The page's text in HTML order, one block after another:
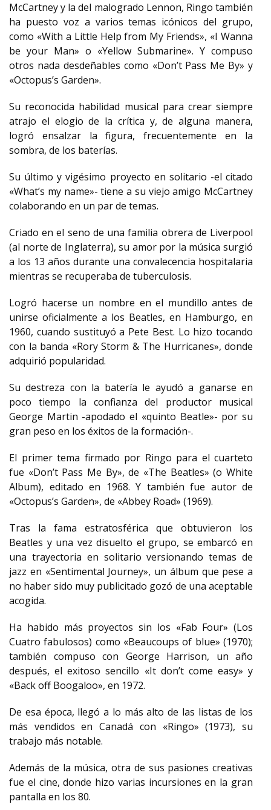
McCartney y la del malogrado Lennon, Ringo también
ha puesto voz a varios temas icónicos del grupo,
como «With a Little Help from My Friends», «I Wanna
be your Man» o «Yellow Submarine». Y compuso
otros nada desdeñables como «Don’t Pass Me By» y
«Octopus’s Garden».
Su reconocida habilidad musical para crear siempre
atrajo el elogio de la crítica y, de alguna manera,
logró ensalzar la figura, frecuentemente en la
sombra, de los baterías.
Su último y vigésimo proyecto en solitario -el citado
«What’s my name»- tiene a su viejo amigo McCartney
colaborando en un par de temas.
Criado en el seno de una familia obrera de Liverpool
(al norte de Inglaterra), su amor por la música surgió
a los 13 años durante una convalecencia hospitalaria
mientras se recuperaba de tuberculosis.
Logró hacerse un nombre en el mundillo antes de
unirse oficialmente a los Beatles, en Hamburgo, en
1960, cuando sustituyó a Pete Best. Lo hizo tocando
con la banda «Rory Storm & The Hurricanes», donde
adquirió popularidad.
Su destreza con la batería le ayudó a ganarse en
poco tiempo la confianza del productor musical
George Martin -apodado el «quinto Beatle»- por su
gran peso en los éxitos de la formación-.
El primer tema firmado por Ringo para el cuarteto
fue «Don’t Pass Me By», de «The Beatles» (o White
Album), editado en 1968. Y también fue autor de
«Octopus’s Garden», de «Abbey Road» (1969).
Tras la fama estratosférica que obtuvieron los
Beatles y una vez disuelto el grupo, se embarcó en
una trayectoria en solitario versionando temas de
jazz en «Sentimental Journey», un álbum que pese a
no haber sido muy publicitado gozó de una aceptable
acogida.
Ha habido más proyectos sin los «Fab Four» (Los
Cuatro fabulosos) como «Beaucoups of blue» (1970);
también compuso con George Harrison, un año
después, el exitoso sencillo «It don’t come easy» y
«Back off Boogaloo», en 1972.
De esa época, llegó a lo más alto de las listas de los
más vendidos en Canadá con «Ringo» (1973), su
trabajo más notable.
Además de la música, otra de sus pasiones creativas
fue el cine, donde hizo varias incursiones en la gran
pantalla en los 80.